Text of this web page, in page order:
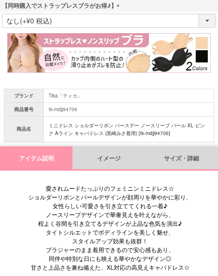
【同時購入でストラップレスブラがお得♪】
(
必
須
)
ブランド
Tika「ティカ」
商品番号
tk-mdjj94706
商品名
ミニドレス ショルダーリボン バースデー ノースリーブ パール XL ピン
ク Aライン キャバドレス (黒崎みさ着用) [tk-mdjj94706]
アイテム説明 イメージ サイズ・詳細
愛されムードたっぷりのフェミニンミニドレス☆
ショルダーリボンとパールデザインが顔周りを華やかに彩り、
女性らしい可愛さを引き立ててくれる一着♪
ノースリーブデザインで華奢見えを叶えながら、
程よく谷間を引き立てるデザインが上品な色気を演出♪
タイトシルエットでボディラインを美しく魅せ、
スタイルアップ効果も抜群！
ブラジャーのまま着用できるので安心感もあり、
同伴や特別な日にも映える華やかなデザイン◎
甘さと上品さを兼ね備えた、XL対応の高見えキャバドレス☆